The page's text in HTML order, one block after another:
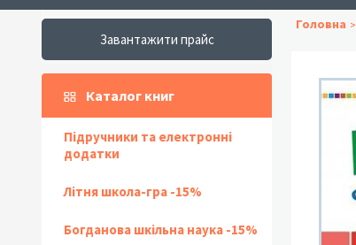
Завантажити прайс
Каталог книг
Підручники та електронні
додатки
Літня школа-гра -15%
Богданова шкільна наука -15%
Головна